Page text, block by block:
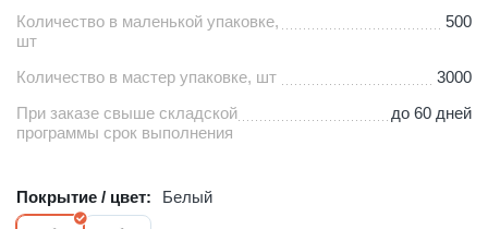
Количество в маленькой упаковке,
шт
500
Количество в мастер упаковке, шт
3000
При заказе свыше складской
программы срок выполнения
до 60 дней
Покрытие / цвет: Белый